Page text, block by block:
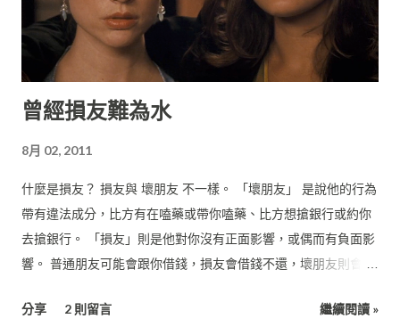
曾經損友難為水
8月 02, 2011
什麼是損友？ 損友與 壞朋友 不一樣。 「壞朋友」 是說他的行為
帶有違法成分，比方有在嗑藥或帶你嗑藥、比方想搶銀行或約你
去搶銀行。 「損友」則是他對你沒有正面影響，或偶而有負面影
響。 普通朋友可能會跟你借錢，損友會借錢不還，壞朋友則會拉
分享 2 則留言 繼續閱讀 »